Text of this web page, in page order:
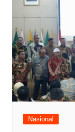
Nasional